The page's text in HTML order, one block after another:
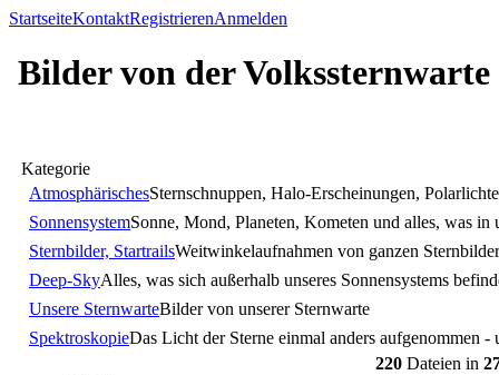
StartseiteKontaktRegistrierenAnmelden
Bilder von der Volkssternwarte
Kategorie
AtmosphärischesSternschnuppen, Halo-Erscheinungen,
SonnensystemSonne, Mond, Planeten, Kometen und alles, was in
Sternbilder, StartrailsWeitwinkelaufnahmen von ganzen
Deep-SkyAlles, was sich außerhalb unseres Sonnensystems
Unsere SternwarteBilder von unserer Sternwarte
SpektroskopieDas Licht der Sterne einmal anders aufgenommen -
220Dateien in